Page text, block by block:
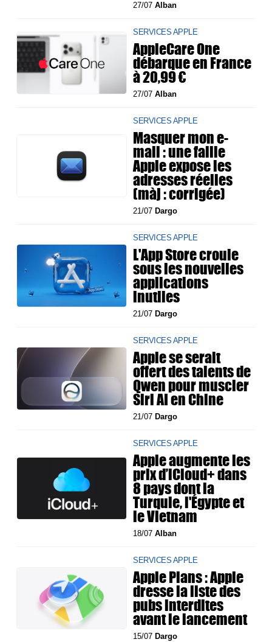
27/07Alban
SERVICES APPLE
AppleCare One
débarque en France
à 20,99 €
27/07Alban
SERVICES APPLE
Masquer mon e-
mail : une faille
Apple expose les
adresses réelles
(màj : corrigée)
21/07 Dargo
SERVICES APPLE
L'App Store croule
sous les nouvelles
applications
inutiles
21/07 Dargo
SERVICES APPLE
Apple se serait
offert des talents de
Qwen pour muscler
Siri AI en Chine
21/07 Dargo
SERVICES APPLE
Apple augmente les
prix d’iCloud+ dans
8 pays dont la
Turquie, l'Égypte et
le Vietnam
18/07Alban
SERVICES APPLE
Apple Plans : Apple
dresse la liste des
pubs interdites
avant le lancement
15/07 Dargo